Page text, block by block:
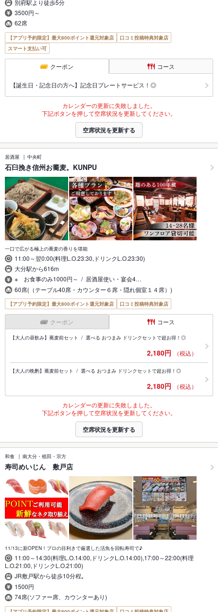
別府駅より徒歩5分
3500円～
62席
【アプリ予約限定】最大800ポイント還元対象店
口コミ投稿特典対象店
スマート支払い可
クーポン コース
【誕生日・記念日の方へ】記念日プレートサービス！◎
カレンダーの更新に失敗しました。
下記ボタンを押して空席状況を更新してください。
空席状況を更新する
居酒屋 中央町
石臼挽き信州お蕎麦。KUNPU
一口で広がる極上の蕎麦の香りを堪能
11:00～翌0:00(料理L.O.23:30,ドリンクL.O.23:30)
大分駅から616m
※ お食事のみ1000円～ / 居酒屋使い・宴会4…
60席(（テーブル40席・カウンター６席・隠れ個室１４席）)
【アプリ予約限定】最大800ポイント還元対象店 口コミ投稿特典対象店
クーポン コース
【大人の昼飲み】蕎麦前セット / 選べる おつまみ ドリンクセットで超お得！◎
2,180円 （税込）
【大人の晩酌】蕎麦前セット / 選べる おつまみ ドリンクセットで超お得！◎
2,180円 （税込）
カレンダーの更新に失敗しました。
下記ボタンを押して空席状況を更新してください。
空席状況を更新する
和食 南大分・稙田・宗方
寿司めいじん 敷戸店
11/13に新OPEN！プロの目利きで厳選した活魚を回転寿司で♪
11:00～14:30(料理L.O.14:00,ドリンクL.O.14:00),17:00～22:00(料理
L.O.21:00,ドリンクL.O.21:00)
JR敷戸駅から徒歩10分程｡
1500円
74席(ソファー席、カウンターあり)